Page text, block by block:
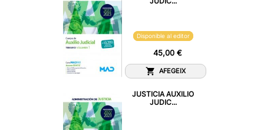
Disponible al editor
45,00 €
AFEGEIX
JUSTICIA AUXILIO
JUDIC...